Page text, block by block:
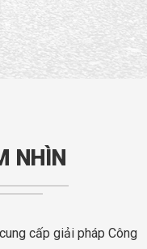
NHÌN
cấp giải pháp Công